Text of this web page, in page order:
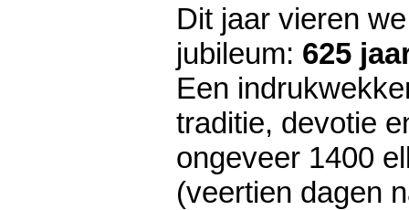
Dit jaar vieren
jubileum: 625
Een
traditie, devotie
ongeveer 1400
(veertien dagen